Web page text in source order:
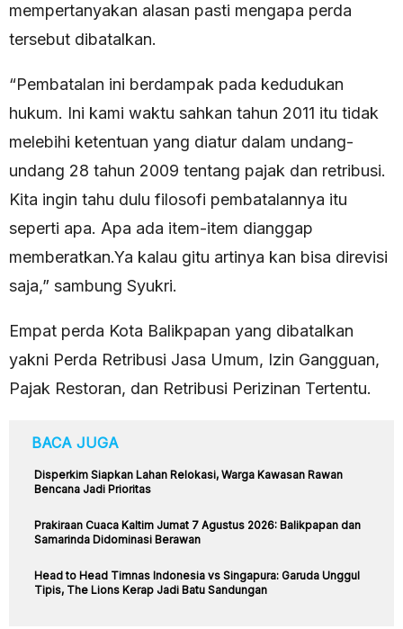
mempertanyakan alasan pasti mengapa perda
tersebut dibatalkan.
“Pembatalan ini berdampak pada kedudukan
hukum. Ini kami waktu sahkan tahun 2011 itu tidak
melebihi ketentuan yang diatur dalam undang-
undang 28 tahun 2009 tentang pajak dan retribusi.
Kita ingin tahu dulu filosofi pembatalannya itu
seperti apa. Apa ada item-item dianggap
memberatkan.Ya kalau gitu artinya kan bisa direvisi
saja,” sambung Syukri.
Empat perda Kota Balikpapan yang dibatalkan
yakni Perda Retribusi Jasa Umum, Izin Gangguan,
Pajak Restoran, dan Retribusi Perizinan Tertentu.
BACA JUGA
Disperkim Siapkan Lahan Relokasi, Warga Kawasan Rawan
Bencana Jadi Prioritas
Prakiraan Cuaca Kaltim Jumat 7 Agustus 2026: Balikpapan dan
Samarinda Didominasi Berawan
Head to Head Timnas Indonesia vs Singapura: Garuda Unggul
Tipis, The Lions Kerap Jadi Batu Sandungan